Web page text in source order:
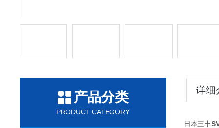
产品分类
PRODUCT CATEGORY
详细
日本三丰